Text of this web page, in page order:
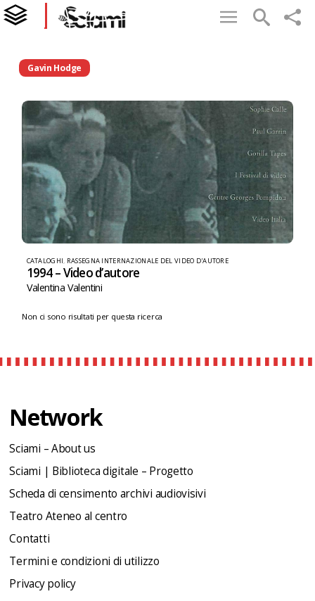
Gavin Hodge
CATALOGHI, RASSEGNA INTERNAZIONALE DEL VIDEO D'AUTORE
1994 – Video d’autore
Valentina Valentini
Non ci sono risultati per questa ricerca
Network
Sciami – About us
Sciami | Biblioteca digitale – Progetto
Scheda di censimento archivi audiovisivi
Teatro Ateneo al centro
Contatti
Termini e condizioni di utilizzo
Privacy policy